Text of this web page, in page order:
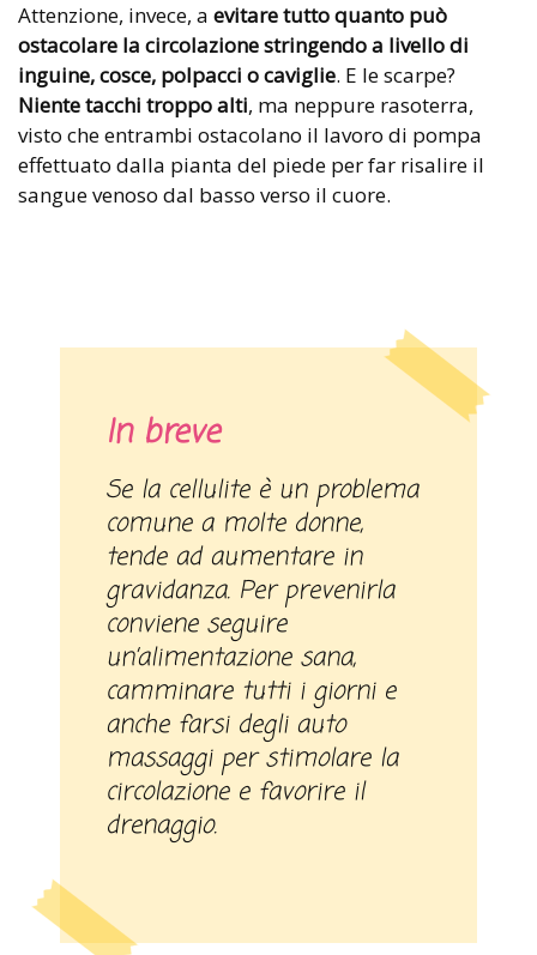
Attenzione, invece, a evitare tutto quanto può
ostacolare la circolazione stringendo a livello di
inguine, cosce, polpacci o caviglie. E le scarpe?
Niente tacchi troppo alti, ma neppure rasoterra,
visto che entrambi ostacolano il lavoro di pompa
effettuato dalla pianta del piede per far risalire il
sangue venoso dal basso verso il cuore.
In breve
Se la cellulite è un problema
comune a molte donne,
tende ad aumentare in
gravidanza. Per prevenirla
conviene seguire
un’alimentazione sana,
camminare tutti i giorni e
anche farsi degli auto
massaggi per stimolare la
circolazione e favorire il
drenaggio.